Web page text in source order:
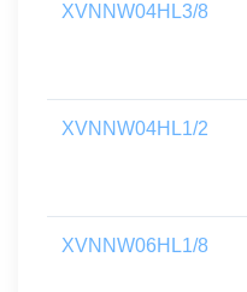
XVNNW04HL3/8
XVNNW04HL1/2
XVNNW06HL1/8